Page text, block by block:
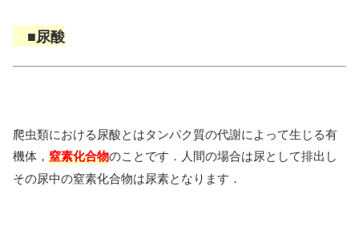
■尿酸
爬虫類における尿酸とはタンパク質の代謝によって生じる有
機体， 窒素化合物のことです．人間の場合は尿として排出し
その尿中の窒素化合物は尿素となります．